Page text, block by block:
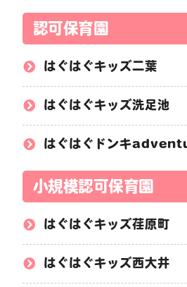
認可保育園
はぐはぐキッズ二葉
はぐはぐキッズ洗足池
はぐはぐドンキ
小規模認可保育園
はぐはぐキッズ荏原町
はぐはぐキッズ西大井